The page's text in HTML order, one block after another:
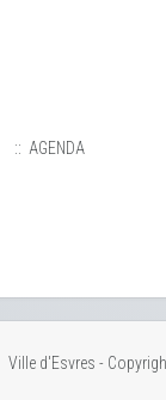
:: AGENDA
Ville d'Esvres -